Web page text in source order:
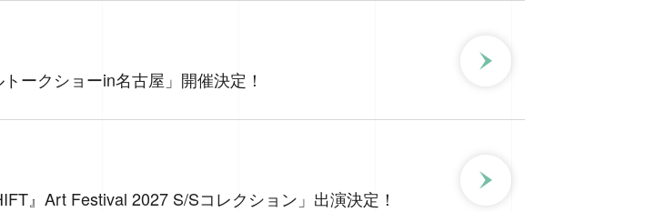
ークショーin名古屋」開催決定！
』Art Festival 2027 S/Sコレクション」出演決定！